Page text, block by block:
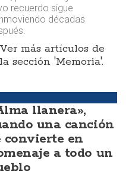
recuerdo sigue
décadas
Ver más artículos de
la sección 'Memoria'.
llanera»,
una canción
convierte en
a todo un